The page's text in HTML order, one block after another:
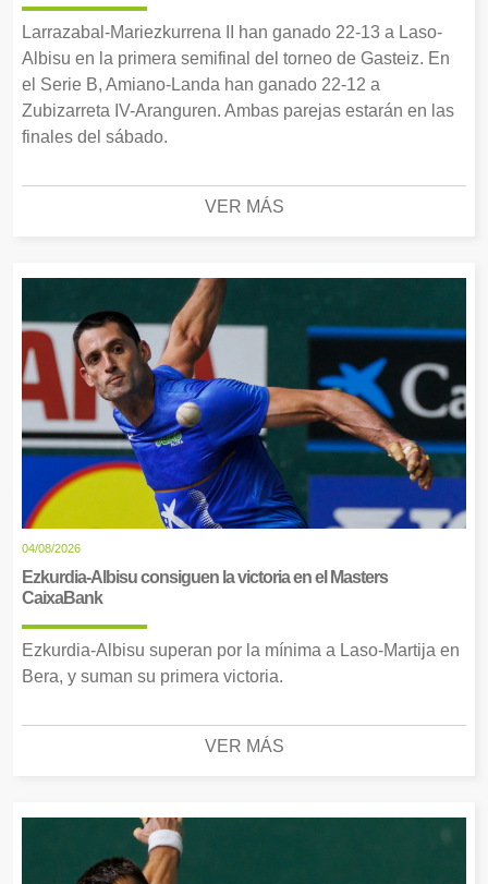
Larrazabal-Mariezkurrena II han ganado 22-13 a Laso-
Albisu en la primera semifinal del torneo de Gasteiz. En
el Serie B, Amiano-Landa han ganado 22-12 a
Zubizarreta IV-Aranguren. Ambas parejas estarán en las
finales del sábado.
VER MÁS
04/08/2026
Ezkurdia-Albisu consiguen la victoria en el Masters
CaixaBank
Ezkurdia-Albisu superan por la mínima a Laso-Martija en
Bera, y suman su primera victoria.
VER MÁS